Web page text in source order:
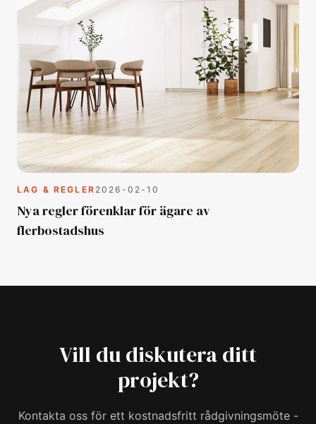
LAG & REGLER 2026-02-10
Nya regler förenklar för ägare av
flerbostadshus
Vill du diskutera ditt
projekt?
Kontakta oss för ett kostnadsfritt rådgivningsmöte -